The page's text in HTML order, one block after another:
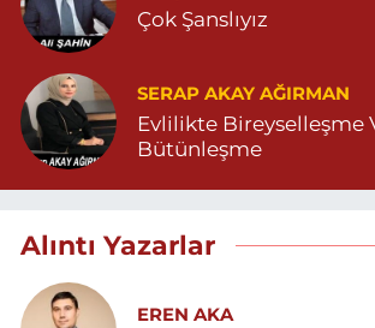
Çok Şanslıyız
SERAP AKAY AĞIRMAN
Evlilikte Bireyselleşme
Bütünleşme
Alıntı Yazarlar
EREN AKA